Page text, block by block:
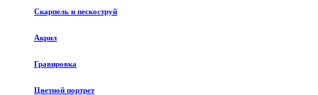
Скарпель и пескоструй
Акрил
Гравировка
Цветной портрет